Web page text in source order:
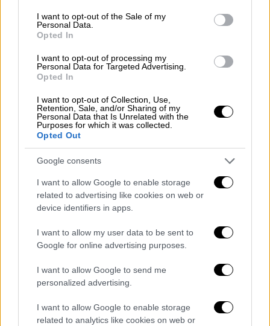
consent section.
I want to opt-out of the Sale of my
Personal Data.
Opted In
I want to opt-out of processing my
Personal Data for Targeted Advertising.
Opted In
I want to opt-out of Collection, Use,
Retention, Sale, and/or Sharing of my
Personal Data that Is Unrelated with the
Purposes for which it was collected.
Opted Out
Google consents
I want to allow Google to enable storage
related to advertising like cookies on web or
device identifiers in apps.
I want to allow my user data to be sent to
Google for online advertising purposes.
I want to allow Google to send me
personalized advertising.
I want to allow Google to enable storage
related to analytics like cookies on web or
δεκαπέντε ημέρες
ταινία
βιβλίο
Εμανουέλ Μακρόν
Κόμπι Μπράιαντ
ειδήσεις τώρα